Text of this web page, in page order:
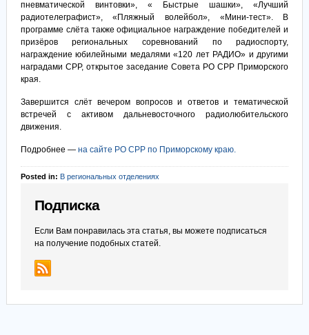
пневматической винтовки», « Быстрые шашки», «Лучший
радиотелеграфист», «Пляжный волейбол», «Мини-тест». В
программе слёта также официальное награждение победителей и
призёров региональных соревнований по радиоспорту,
награждение юбилейными медалями «120 лет РАДИО» и другими
наградами СРР, открытое заседание Совета РО СРР Приморского
края.
Завершится слёт вечером вопросов и ответов и тематической
встречей с активом дальневосточного радиолюбительского
движения.
Подробнее — на сайте РО СРР по Приморскому краю.
Posted in: В региональных отделениях
Подписка
Если Вам понравилась эта статья, вы можете подписаться
на получение подобных статей.